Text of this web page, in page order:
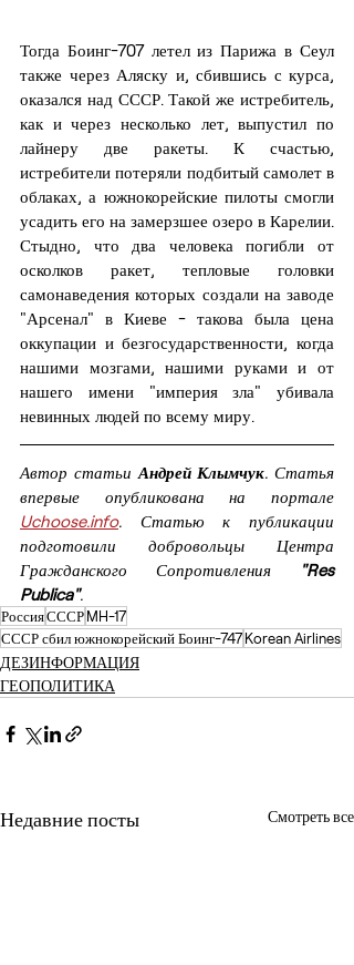
Тогда Боинг-707 летел из Парижа в Сеул
также через Аляску и, сбившись с курса,
оказался над СССР. Такой же истребитель,
как и через несколько лет, выпустил по
лайнеру две ракеты. К счастью,
истребители потеряли подбитый самолет в
облаках, а южнокорейские пилоты смогли
усадить его на замерзшее озеро в Карелии.
Стыдно, что два человека погибли от
осколков ракет, тепловые головки
самонаведения которых создали на заводе
"Арсенал" в Киеве - такова была цена
оккупации и безгосударственности, когда
нашими мозгами, нашими руками и от
нашего имени "империя зла" убивала
невинных людей по всему миру.
Автор статьи Андрей Клымчук. Статья
Uchoose.info. Статью к публикации
подготовили добровольцы Центра
Гражданского Сопротивления
"Res
Publica".
РоссияСССРMH-17
СССР сбил южнокорейский Боинг-747Korean Airlines
ДЕЗИНФОРМАЦИЯ
ГЕОПОЛИТИКА
Недавние посты Смотреть все